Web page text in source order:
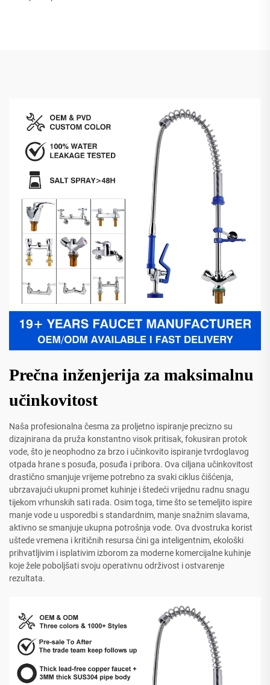
Prečna inženjerija za maksimalnu
učinkovitost
Naša profesionalna česma za proljetno ispiranje precizno su
dizajnirana da pruža konstantno visok pritisak, fokusiran protok
vode, što je neophodno za brzo i učinkovito ispiranje tvrdoglavog
otpada hrane s posuđa, posuđa i pribora. Ova ciljana učinkovitost
drastično smanjuje vrijeme potrebno za svaki ciklus čišćenja,
ubrzavajući ukupni promet kuhinje i štedeći vrijednu radnu snagu
tijekom vrhunskih sati rada. Osim toga, time što se temeljito ispire
manje vode u usporedbi s standardnim, manje snažnim slavama,
aktivno se smanjuje ukupna potrošnja vode. Ova dvostruka korist
uštede vremena i kritičnih resursa čini ga inteligentnim, ekološki
prihvatljivim i isplativim izborom za moderne komercijalne kuhinje
koje žele poboljšati svoju operativnu održivost i ostvarenje
rezultata.